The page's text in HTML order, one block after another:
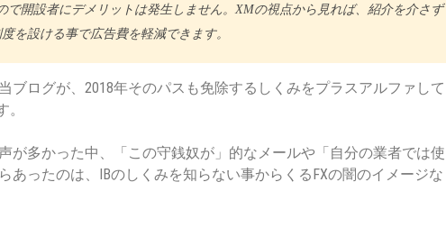
で開設者にデメリットは発生しません。XMの視点から見れば、紹介を介さず
を設ける事で広告費を軽減できます。
ブログが、2018年そのパスも免除するしくみをプラスアルファして
が多かった中、「この守銭奴が」的なメールや「自分の業者では使
あったのは、IBのしくみを知らない事からくるFXの闇のイメージな